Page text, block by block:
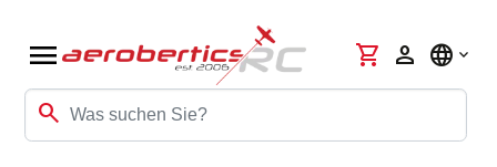
menu
search
shopping_cart person language